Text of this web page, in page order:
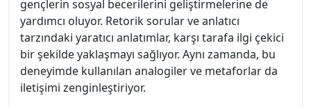
gençlerin sosyal becerilerini geliştirmelerine de
yardımcı oluyor. Retorik sorular ve anlatıcı
tarzındaki yaratıcı anlatımlar, karşı tarafa ilgi çekici
bir şekilde yaklaşmayı sağlıyor. Aynı zamanda, bu
deneyimde kullanılan analogiler ve metaforlar da
iletişimi zenginleştiriyor.